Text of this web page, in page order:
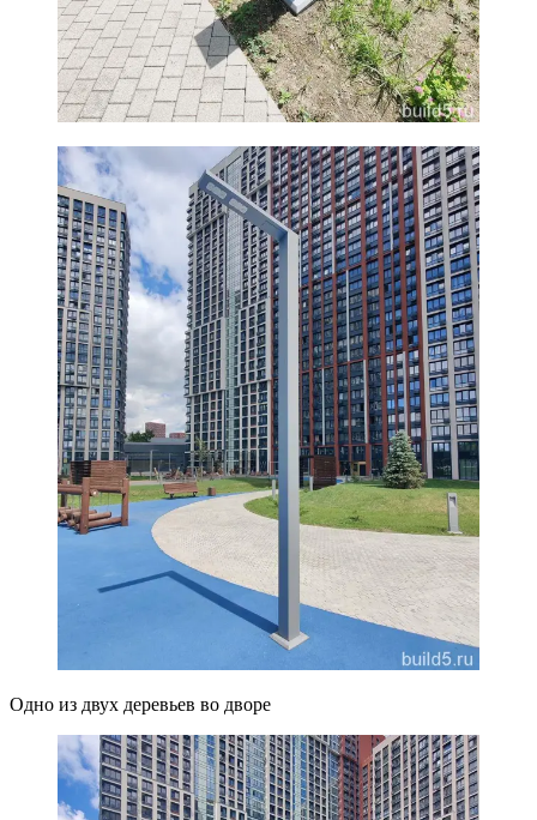
Одно из двух деревьев во дворе